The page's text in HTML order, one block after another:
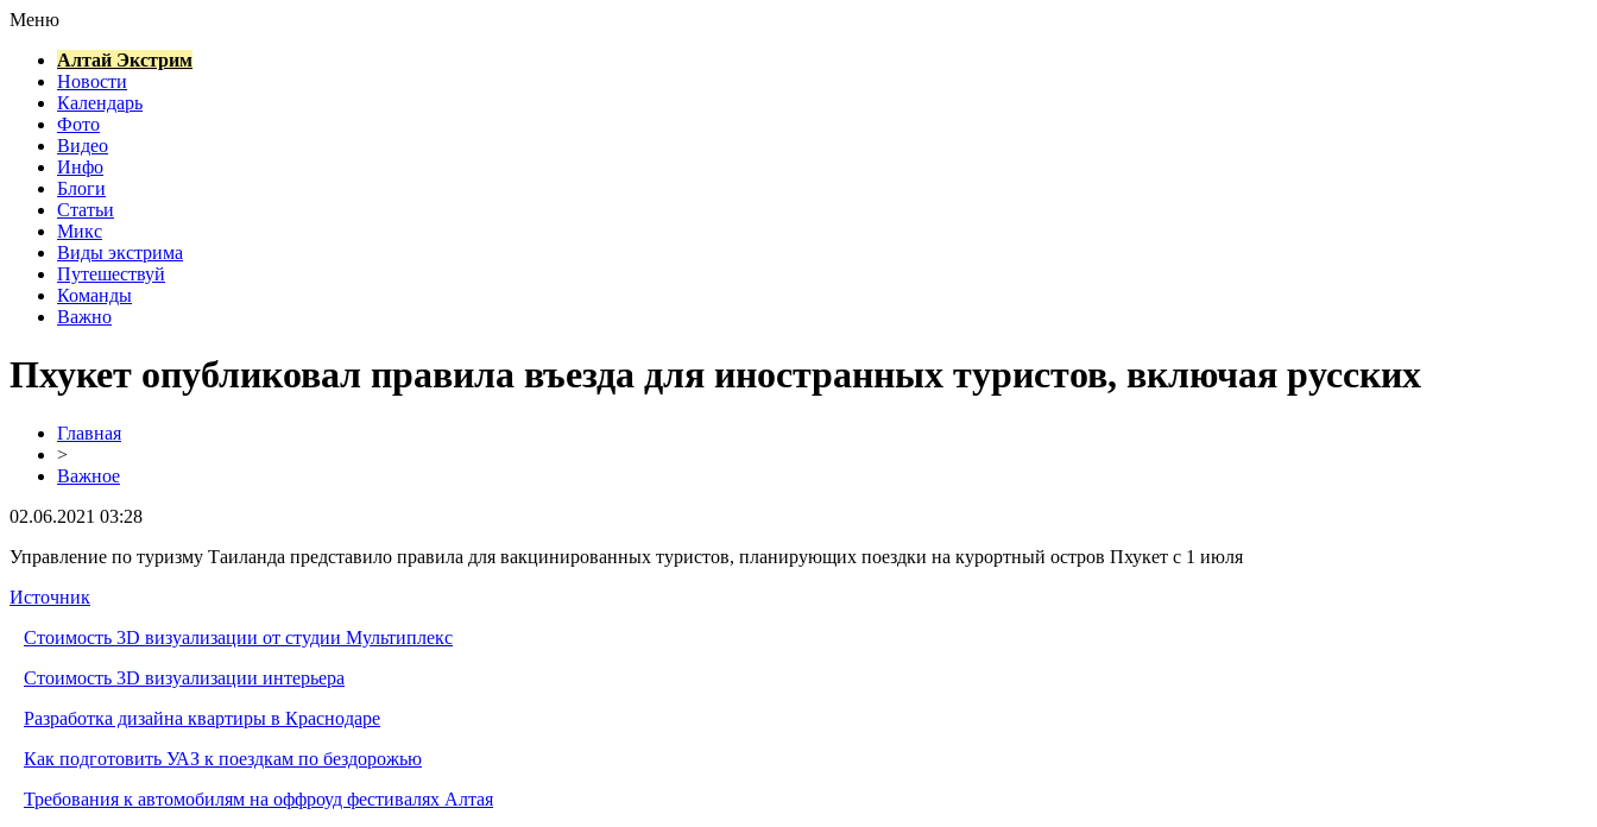
Меню
Алтай Экстрим
Новости
Календарь
Фото
Видео
Инфо
Блоги
Статьи
Микс
Виды экстрима
Путешествуй
Команды
Важно
Пхукет опубликовал правила въезда для иностранных туристов, включая русских
Главная
>
Важное
02.06.2021 03:28
Управление по туризму Таиланда представило правила для вакцинированных туристов, планирующих поездки на курортный остров Пхукет с 1 июля
Источник
Стоимость 3D визуализации от студии Мультиплекс
Стоимость 3D визуализации интерьера
Разработка дизайна квартиры в Краснодаре
Как подготовить УАЗ к поездкам по бездорожью
Требования к автомобилям на оффроуд фестивалях Алтая